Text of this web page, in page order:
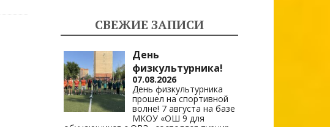
СВЕЖИЕ ЗАПИСИ
День
физкультурника!
07.08.2026
День физкультурника
прошел на спортивной
волне! 7 августа на базе
МКОУ «ОШ 9 для